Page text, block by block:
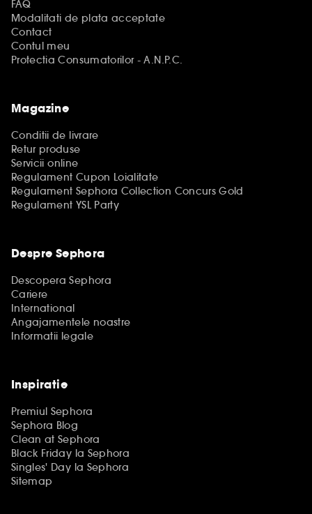
FAQ
Modalitati de plata acceptate
Contact
Contul meu
Protectia Consumatorilor - A.N.P.C.
Magazine
Conditii de livrare
Retur produse
Servicii online
Regulament Cupon Loialitate
Regulament Sephora Collection Concurs Gold
Regulament YSL Party
Despre Sephora
Descopera Sephora
Cariere
International
Angajamentele noastre
Informatii legale
Inspiratie
Premiul Sephora
Sephora Blog
Clean at Sephora
Black Friday la Sephora
Singles' Day la Sephora
Sitemap